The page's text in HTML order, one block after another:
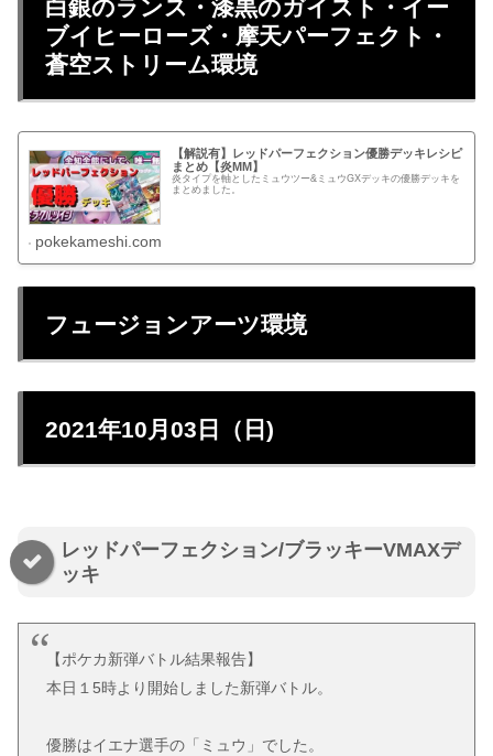
白銀のランス・漆黒のガイスト・イー
ブイヒーローズ・摩天パーフェクト・
蒼空ストリーム環境
【解説有】レッドパーフェクション優勝デッキレシピ
まとめ【炎MM】
炎タイプを軸としたミュウツー&ミュウGXデッキの優勝デッキを
まとめました。
pokekameshi.com
フュージョンアーツ環境
2021年10月03日（日)
レッドパーフェクション/ブラッキーVMAXデ
ッキ
【ポケカ新弾バトル結果報告】
本日１5時より開始しました新弾バトル。
優勝はイエナ選手の「ミュウ」でした。